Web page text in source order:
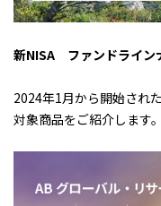
新NISA ファンドライン
2024年1月から開始され
対象商品をご紹介します。